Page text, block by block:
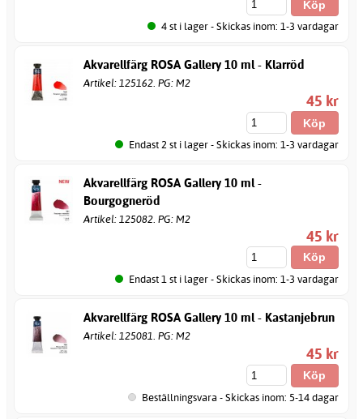
4 st i lager - Skickas inom: 1-3 vardagar
Akvarellfärg ROSA Gallery 10 ml - Klarröd
Artikel: 125162. PG: M2
45 kr
Endast 2 st i lager - Skickas inom: 1-3 vardagar
Akvarellfärg ROSA Gallery 10 ml -
Bourgogneröd
Artikel: 125082. PG: M2
45 kr
Endast 1 st i lager - Skickas inom: 1-3 vardagar
Akvarellfärg ROSA Gallery 10 ml - Kastanjebrun
Artikel: 125081. PG: M2
45 kr
Beställningsvara - Skickas inom: 5-14 dagar